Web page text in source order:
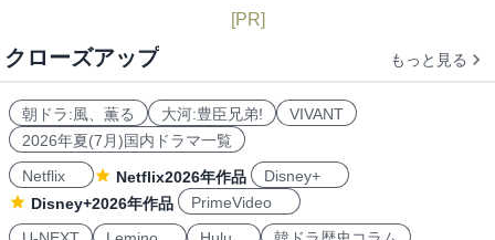
[PR]
クローズアップ もっと見る
朝ドラ:風、薫る 大河:豊臣兄弟!
VIVANT
2026年夏(7月)国内ドラマ一覧
Netflix
Netflix2026年作品
Disney+
Disney+2026年作品
PrimeVideo